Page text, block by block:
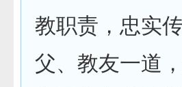
教职责，忠实
父、教友一道